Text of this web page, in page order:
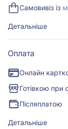
Самовивіз із
Детальніше
Оплата
Онлайн
Готівкою при
Післяплатою
Детальніше